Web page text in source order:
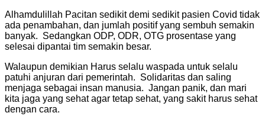
Alhamdulillah Pacitan sedikit demi sedikit pasien Covid tidak
ada penambahan, dan jumlah positif yang sembuh semakin
banyak. Sedangkan ODP, ODR, OTG prosentase yang
selesai dipantai tim semakin besar.
Walaupun demikian Harus selalu waspada untuk selalu
patuhi anjuran dari pemerintah. Solidaritas dan saling
menjaga sebagai insan manusia. Jangan panik, dan mari
kita jaga yang sehat agar tetap sehat, yang sakit harus sehat
dengan cara.